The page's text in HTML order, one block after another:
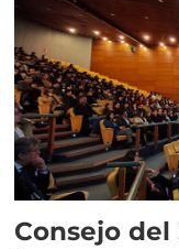
Consejo